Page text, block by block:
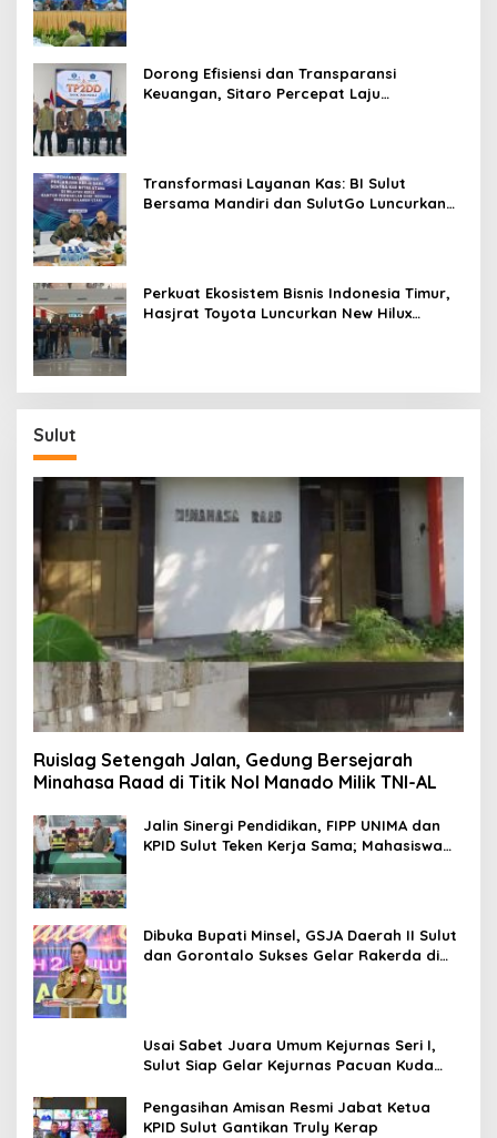
Dorong Efisiensi dan Transparansi
Keuangan, Sitaro Percepat Laju
Transformasi Layanan Kas: BI Sulut
Bersama Mandiri dan SulutGo Luncurkan
Perkuat Ekosistem Bisnis Indonesia Timur,
Hasjrat Toyota Luncurkan New Hilux
Sulut
Ruislag Setengah Jalan, Gedung Bersejarah
Minahasa Raad di Titik Nol Manado Milik TNI-AL
Jalin Sinergi Pendidikan, FIPP UNIMA dan
KPID Sulut Teken Kerja Sama; Mahasiswa
Dibuka Bupati Minsel, GSJA Daerah II Sulut
dan Gorontalo Sukses Gelar Rakerda di
Usai Sabet Juara Umum Kejurnas Seri I,
Sulut Siap Gelar Kejurnas Pacuan Kuda
Pengasihan Amisan Resmi Jabat Ketua
KPID Sulut Gantikan Truly Kerap